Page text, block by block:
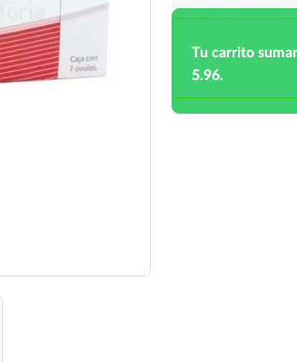
Tu carrito
5.96.